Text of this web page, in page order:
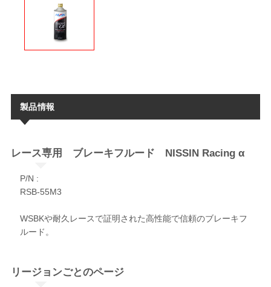
製品情報
レース専用 ブレーキフルード NISSIN Racing α​
P/N :
RSB-55M3
WSBKや耐久レースで証明された高性能で信頼のブレーキフ
ルード。​
リージョンごとのページ